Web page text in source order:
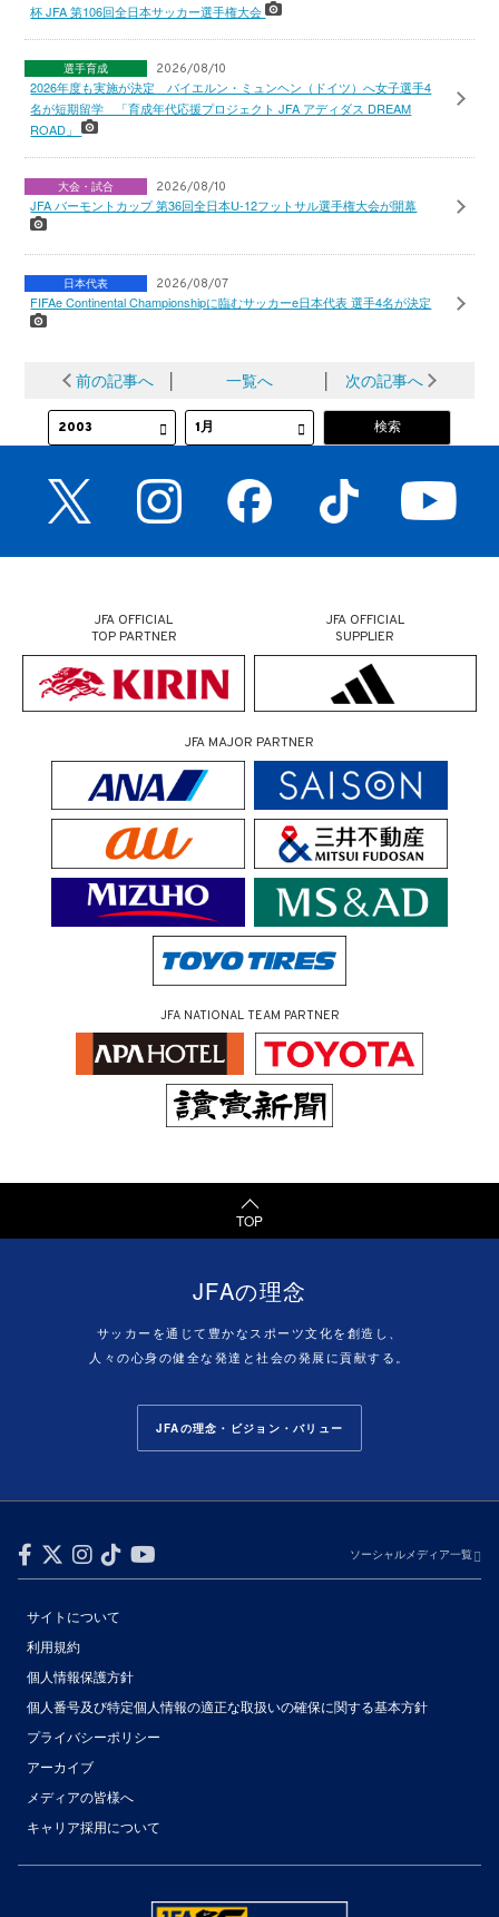
杯 JFA 第106回全日本サッカー選手権大会
選手育成 2026/08/10
2026年度も実施が決定 バイエルン・ミュンヘン（ドイツ）へ女子選手4
名が短期留学 「育成年代応援プロジェクト JFA アディダス DREAM
ROAD」
大会・試合 2026/08/10
JFA バーモントカップ 第36回全日本U-12フットサル選手権大会が開幕
日本代表 2026/08/07
FIFAe Continental Championshipに臨むサッカーe日本代表 選手4名が決定
前の記事へ │ 一覧へ │ 次の記事へ
JFA OFFICIAL
TOP PARTNER
JFA OFFICIAL
SUPPLIER
JFA MAJOR PARTNER
JFA NATIONAL TEAM PARTNER
TOP
JFAの理念
サッカーを通じて豊かなスポーツ文化を創造し、
人々の心身の健全な発達と社会の発展に貢献する。
JFAの理念・ビジョン・バリュー
ソーシャルメディア一覧
サイトについて
利用規約
個人情報保護方針
個人番号及び特定個人情報の適正な取扱いの確保に関する基本方針
プライバシーポリシー
アーカイブ
メディアの皆様へ
キャリア採用について